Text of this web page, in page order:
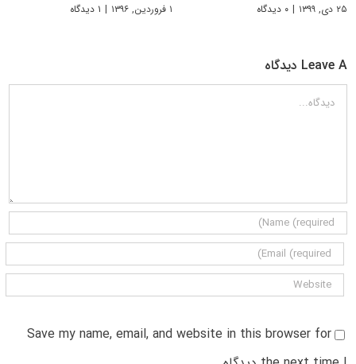
۲۵ دی, ۱۳۹۹ | ۰ دیدگاه ۱ فروردین, ۱۳۹۶ | ۱ دیدگاه
Leave A دیدگاه
دیدگاه
Save my name, email, and website in this browser for